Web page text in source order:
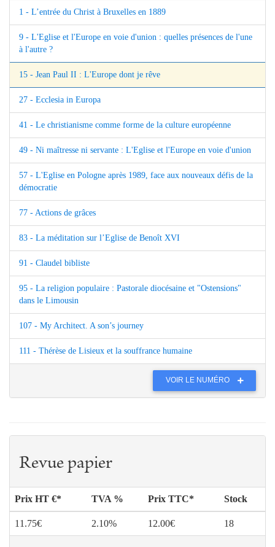
1 - L’entrée du Christ à Bruxelles en 1889
9 - L'Eglise et l'Europe en voie d'union : quelles présences de l'une
à l'autre ?
15 - Jean Paul II : L'Europe dont je rêve
27 - Ecclesia in Europa
41 - Le christianisme comme forme de la culture européenne
49 - Ni maîtresse ni servante : L'Eglise et l'Europe en voie d'union
57 - L'Eglise en Pologne après 1989, face aux nouveaux défis de la
démocratie
77 - Actions de grâces
83 - La méditation sur l’Eglise de Benoît XVI
91 - Claudel bibliste
95 - La religion populaire : Pastorale diocésaine et "Ostensions"
dans le Limousin
107 - My Architect. A son’s journey
111 - Thérèse de Lisieux et la souffrance humaine
VOIR LE NUMÉRO
Revue papier
Prix HT €* TVA % Prix TTC* Stock
11.75€ 2.10% 12.00€ 18